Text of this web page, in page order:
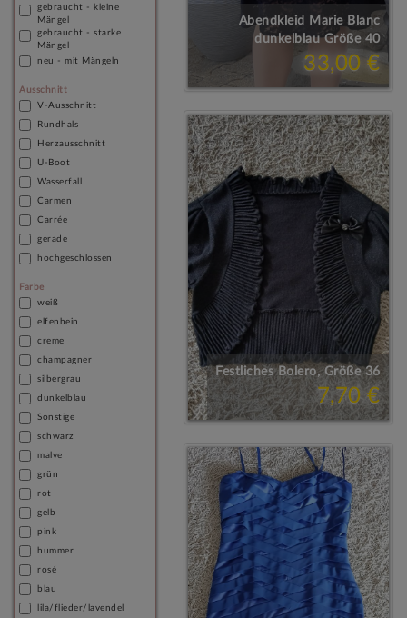
gebraucht - kleine
Mängel
gebraucht - starke
Mängel
neu - mit Mängeln
Ausschnitt
V-Ausschnitt
Rundhals
Herzausschnitt
U-Boot
Wasserfall
Carmen
Carrée
gerade
hochgeschlossen
Farbe
weiß
elfenbein
creme
champagner
silbergrau
dunkelblau
Sonstige
schwarz
malve
grün
rot
gelb
pink
hummer
rosé
blau
lila/flieder/lavendel
Abendkleid Marie Blanc
dunkelblau Größe 40
33,00 €
Festliches Bolero, Größe 36
7,70 €